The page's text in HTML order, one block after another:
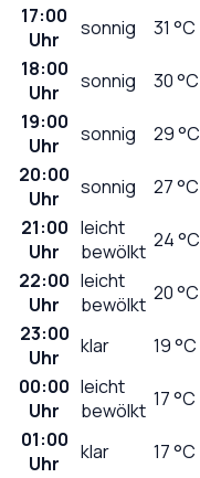
17:00
Uhr
sonnig 31 °C
18:00
Uhr
sonnig 30°C
19:00
Uhr
sonnig 29°C
20:00
Uhr
sonnig 27°C
21:00
Uhr
leicht
bewölkt 24°C
22:00
Uhr
leicht
bewölkt 20°C
23:00
Uhr
klar 19°C
00:00
Uhr
leicht
bewölkt 17°C
01:00
Uhr
klar 17°C